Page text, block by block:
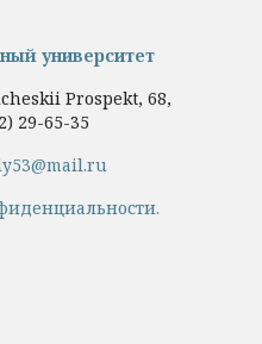
университет
Prospekt, 68,
29-65-35